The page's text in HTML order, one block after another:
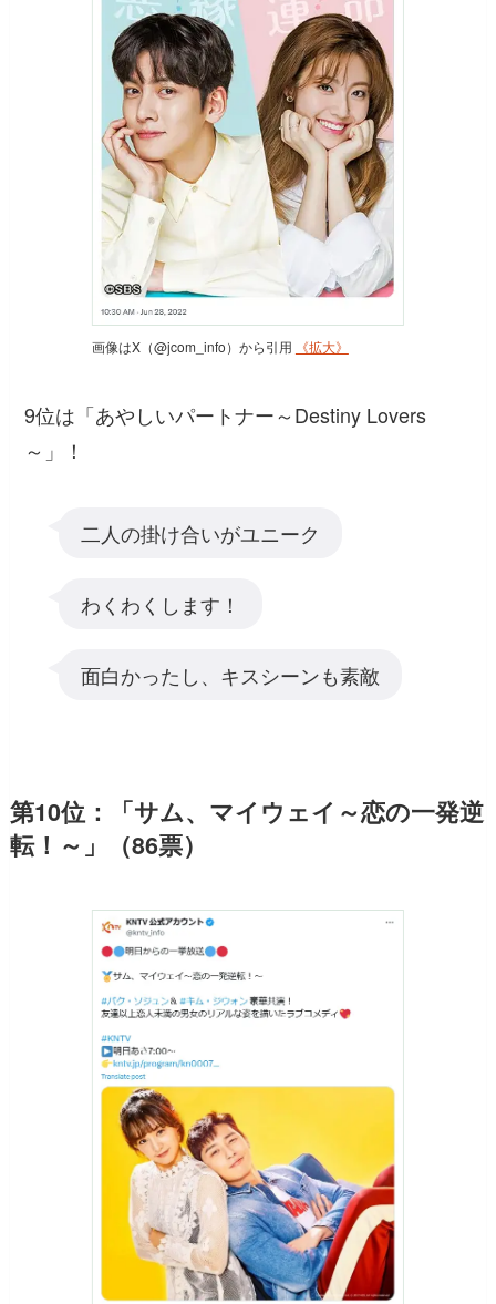
画像はX（@jcom_info）から引用 《拡大》
9位は「あやしいパートナー～Destiny Lovers
～」！
二人の掛け合いがユニーク
わくわくします！
面白かったし、キスシーンも素敵
第10位：「サム、マイウェイ～恋の一発逆
転！～」（86票）